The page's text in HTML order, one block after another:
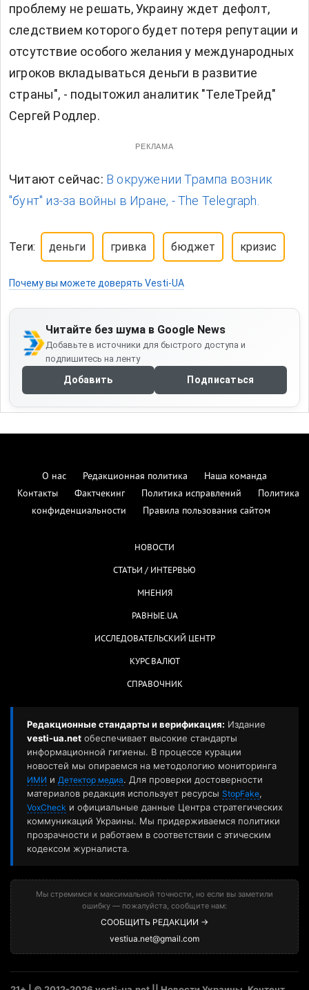
проблему не решать, Украину ждет дефолт,
следствием которого будет потеря репутации и
отсутствие особого желания у международных
игроков вкладываться деньги в развитие
страны", - подытожил аналитик "ТелеТрейд"
Сергей Родлер.
РЕКЛАМА
Читают сейчас: В окружении Трампа возник
"бунт" из-за войны в Иране, - The Telegraph.
Теги: деньги гривка бюджет кризис
Почему вы можете доверять Vesti-UA
Читайте без шума в Google News
Добавьте в источники для быстрого доступа и
подпишитесь на ленту
Добавить Подписаться
О нас Редакционная политика
Наша команда
Контакты
Фактчекинг Политика исправлений
Политика
конфиденциальности
Правила пользования сайтом
НОВОСТИ
СТАТЬИ / ИНТЕРВЬЮ
МНЕНИЯ
РАВНЫЕ.UA
ИССЛЕДОВАТЕЛЬСКИЙ ЦЕНТР
КУРС ВАЛЮТ
СПРАВОЧНИК
Редакционные стандарты и верификация: Издание
vesti-ua.net обеспечивает высокие стандарты
информационной гигиены. В процессе курации
новостей мы опираемся на методологию мониторинга
ИМИ и Детектор медиа. Для проверки достоверности
материалов редакция использует ресурсы StopFake,
VoxCheck и официальные данные Центра стратегических
коммуникаций Украины. Мы придерживаемся политики
прозрачности и работаем в соответствии с этическим
кодексом журналиста.
Мы стремимся к максимальной точности, но если вы заметили
ошибку — пожалуйста, сообщите нам:
СООБЩИТЬ РЕДАКЦИИ →
vestiua.net@gmail.com